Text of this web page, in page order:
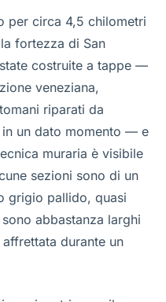
per circa 4,5 chilometri
fortezza di San
costruite a tappe —
veneziana,
riparati da
un dato momento — e
muraria è visibile
sezioni sono di un
grigio pallido, quasi
abbastanza larghi
durante un